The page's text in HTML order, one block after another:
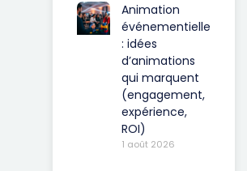
Animation
événementielle
: idées
d’animations
qui marquent
(engagement,
expérience,
ROI)
1 août 2026